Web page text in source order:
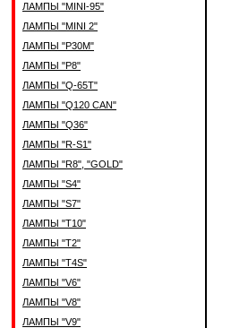
ЛАМПЫ "MINI-95"
ЛАМПЫ "MINI 2"
ЛАМПЫ "P30M"
ЛАМПЫ "P8"
ЛАМПЫ "Q-65T"
ЛАМПЫ "Q120 CAN"
ЛАМПЫ "Q36"
ЛАМПЫ "R-S1"
ЛАМПЫ "R8", "GOLD"
ЛАМПЫ "S4"
ЛАМПЫ "S7"
ЛАМПЫ "T10"
ЛАМПЫ "T2"
ЛАМПЫ "T4S"
ЛАМПЫ "V6"
ЛАМПЫ "V8"
ЛАМПЫ "V9"